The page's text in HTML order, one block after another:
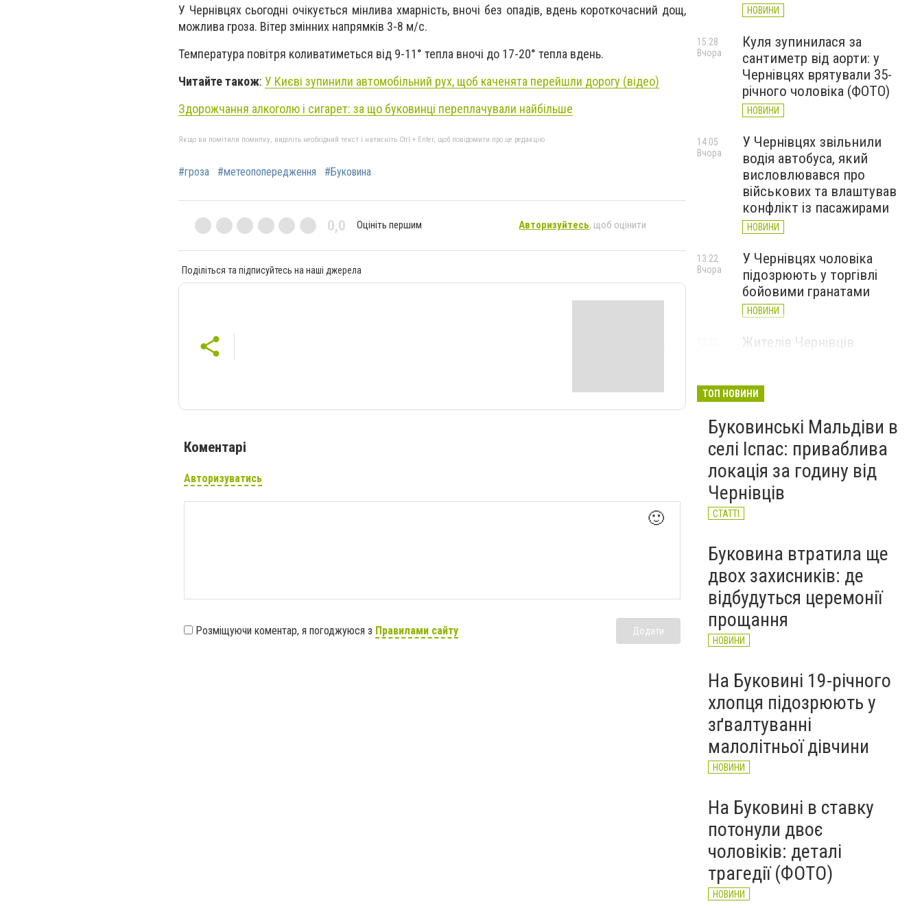
У Чернівцях сьогодні очікується мінлива хмарність, вночі без опадів, вдень короткочасний дощ,
можлива гроза. Вітер змінних напрямків 3-8 м/с.
Температура повітря коливатиметься від 9-11° тепла вночі до 17-20° тепла вдень.
Читайте також: У Києві зупинили автомобільний рух, щоб каченята перейшли дорогу (відео)
Здорожчання алкоголю і сигарет: за що буковинці переплачували найбільше
Якщо ви помітили помилку, виділіть необхідний текст і натисніть Ctrl + Enter, щоб повідомити про це редакцію
#гроза #метеопопередження #Буковина
0,0 Оцініть першим Авторизуйтесь, щоб оцінити
Поділіться та підписуйтесь на наші джерела
Коментарі
Авторизуватись
🙂
Розміщуючи коментар, я погоджуюся з Правилами сайту Додати
НОВИНИ
Куля зупинилася за
сантиметр від аорти: у
Чернівцях врятували 35-
річного чоловіка (ФОТО)
НОВИНИ
15:28
Вчора
У Чернівцях звільнили
водія автобуса, який
висловлювався про
військових та влаштував
конфлікт із пасажирами
НОВИНИ
14:05
Вчора
У Чернівцях чоловіка
підозрюють у торгівлі
бойовими гранатами
НОВИНИ
13:22
Вчора
Жителів Чернівців
цивільним
У Чернівцях зафіксували
новий температурний
рекорд з 2017 року
НОВИНИ
Вчора
ТОП НОВИНИ
Буковинські Мальдіви в
селі Іспас: приваблива
локація за годину від
Чернівців
СТАТТІ
Буковина втратила ще
двох захисників: де
відбудуться церемонії
прощання
НОВИНИ
На Буковині 19-річного
хлопця підозрюють у
зґвалтуванні
малолітньої дівчини
НОВИНИ
На Буковині в ставку
потонули двоє
чоловіків: деталі
трагедії (ФОТО)
НОВИНИ